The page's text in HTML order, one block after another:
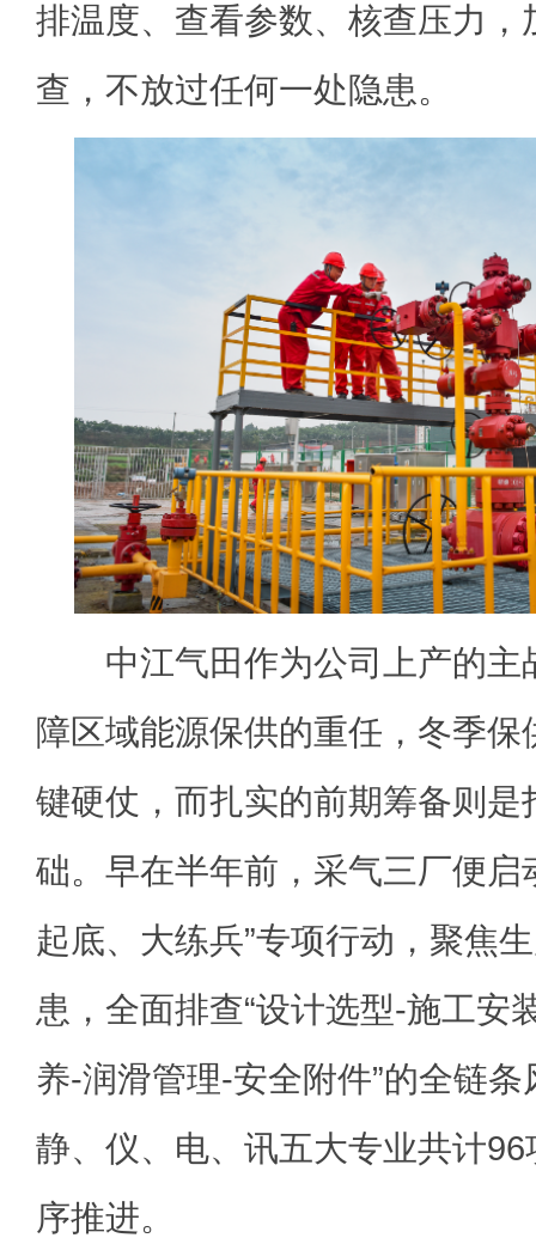
排温度、查看参数、核查压力，
查，不放过任何一处隐患。
中江气田作为公司上产的主
障区域能源保供的重任，冬季
键硬仗，而扎实的前期筹备则是
础。早在半年前，采气三厂便启
起底、大练兵”专项行动，聚焦
患，全面排查“设计选型-施工安
养-润滑管理-安全附件”的全链
静、仪、电、讯五大专业共计
序推进。